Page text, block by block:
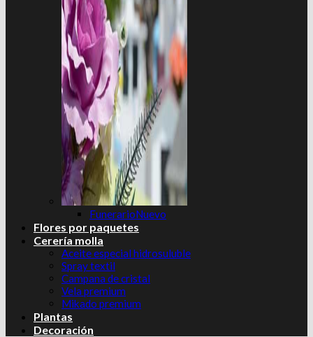
Funerario
Flores por paquetes
Cerería molla
Aceite especial hidrosuluble
Spray textil
Campana de cristal
Vela premium
Mikado premium
Plantas
Decoración